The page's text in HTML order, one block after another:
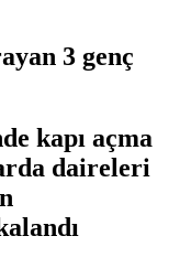
3 genç
kapı açma
daireleri